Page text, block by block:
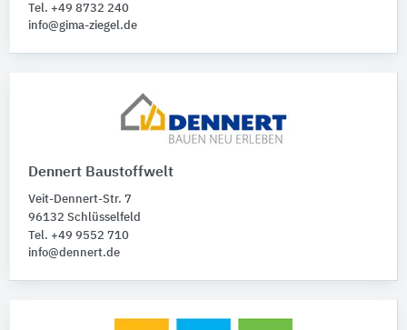
Tel. +49 8732 240
info@gima-ziegel.de
Dennert Baustoffwelt
Veit-Dennert-Str. 7
96132 Schlüsselfeld
Tel. +49 9552 710
info@dennert.de